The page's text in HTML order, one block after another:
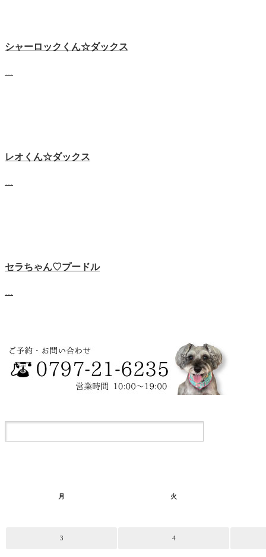
シャーロックくん☆ダックス
レオくん☆ダックス
セラちゃん♡プードル
月 火
3 4